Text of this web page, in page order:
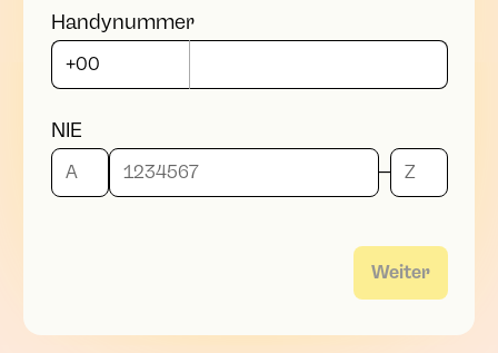
Handynummer
NIE
_
Weiter